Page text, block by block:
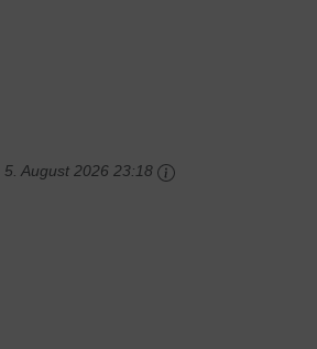
5. August 2026 23:18